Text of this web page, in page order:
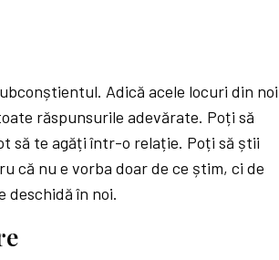
Adică acele locuri din noi
răspunsurile adevărate. Poți să
să te agăți într-o relație. Poți să știi
că nu e vorba doar de ce știm, ci de
deschidă în noi.